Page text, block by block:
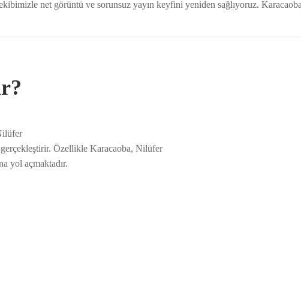
net görüntü ve sorunsuz yayın keyfini yeniden sağlıyoruz.
Özellikle Karacaoba, Nilüfer
yol açmaktadır.